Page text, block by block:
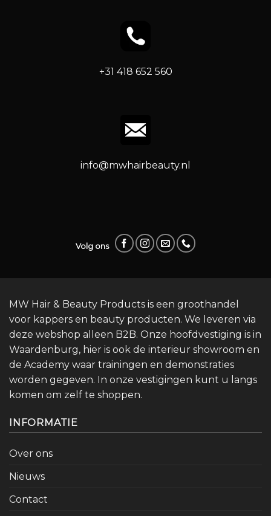
+31 418 652 560
info@mwhairbeauty.nl
Volg ons
MW Hair & Beauty Products is een groothandel
voor kappers en beauty producten. We leveren via
deze webshop alleen B2B. Onze hoofdvestiging is in
Waardenburg, hier is ook de interieur showroom en
de Academy waar trainingen en demonstraties
worden gegeven. In onze vestigingen kunt u langs
komen om zelf te shoppen.
INFORMATIE
Over ons
Nieuws
Contact